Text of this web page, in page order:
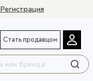
Регистрация
Стать продавцом